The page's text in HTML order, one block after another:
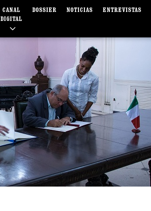
CANAL
DIGITAL
DOSSIER NOTICIAS ENTREVISTAS